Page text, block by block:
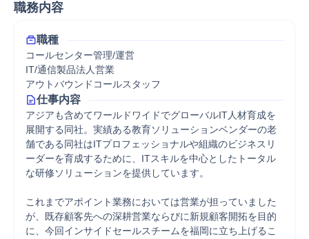
職務内容
職種
コールセンター管理/運営
IT/通信製品法人営業
アウトバウンドコールスタッフ
仕事内容
アジアも含めてワールドワイドでグローバルIT人材育成を
展開する同社。実績ある教育ソリューションベンダーの老
舗である同社はITプロフェッショナルや組織のビジネスリ
ーダーを育成するために、ITスキルを中心としたトータル
な研修ソリューションを提供しています。
これまでアポイント業務においては営業が担っていました
が、既存顧客先への深耕営業ならびに新規顧客開拓を目的
に、今回インサイドセールスチームを福岡に立ち上げるこ